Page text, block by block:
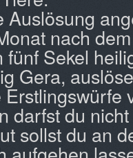
Auslösung
nach
Sekel
Gera,
darfst du
sollst du an